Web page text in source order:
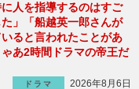
に人を指導するのはすご
」「船越英一郎さんが
いると言われたことがあ
あ2時間ドラマの帝王だ
ドラマ
2026年8月6日